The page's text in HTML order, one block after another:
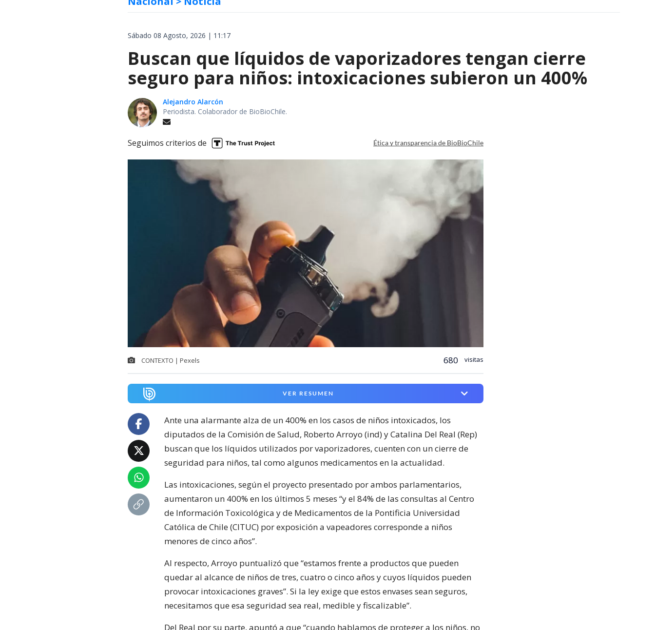
Sábado 08 Agosto, 2026 | 11:17
Buscan que líquidos de vaporizadores tengan cierre
seguro para niños: intoxicaciones subieron un 400%
Alejandro Alarcón
Periodista. Colaborador de BioBioChile.
Seguimos criterios de Ética y transparencia de BioBioChile
CONTEXTO | Pexels 680 visitas
VER RESUMEN
Ante una alarmante alza de un 400% en los casos de niños intoxicados, los
diputados de la Comisión de Salud, Roberto Arroyo (ind) y Catalina Del Real (Rep)
buscan que los líquidos utilizados por vaporizadores, cuenten con un cierre de
seguridad para niños, tal como algunos medicamentos en la actualidad.
Las intoxicaciones, según el proyecto presentado por ambos parlamentarios,
aumentaron un 400% en los últimos 5 meses “y el 84% de las consultas al Centro
de Información Toxicológica y de Medicamentos de la Pontificia Universidad
Católica de Chile (CITUC) por exposición a vapeadores corresponde a niños
menores de cinco años”.
Al respecto, Arroyo puntualizó que “estamos frente a productos que pueden
quedar al alcance de niños de tres, cuatro o cinco años y cuyos líquidos pueden
provocar intoxicaciones graves”. Si la ley exige que estos envases sean seguros,
necesitamos que esa seguridad sea real, medible y fiscalizable”.
Del Real por su parte, apuntó a que “cuando hablamos de proteger a los niños, no